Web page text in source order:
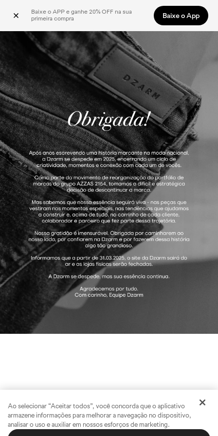
Baixe o APP e ganhe 20% OFF na sua
primeira compra
Baixe o App
Ao selecionar “Aceitar todos”, você concorda que o aplicativo
armazene informações para melhorar a navegação no dispositivo,
analisar o uso e auxiliar em nossos esforços de marketing.